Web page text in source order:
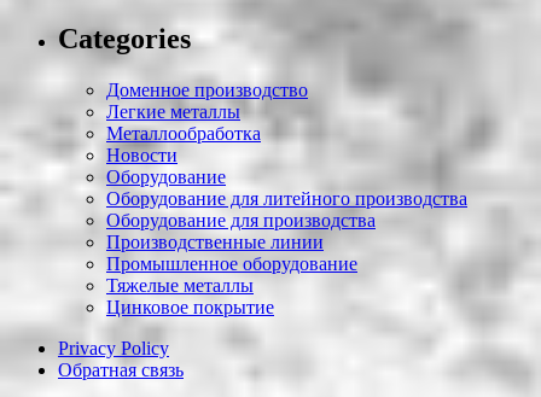
Categories
Доменное производство
Легкие металлы
Металлообработка
Новости
Оборудование
Оборудование для литейного производства
Оборудование для производства
Производственные линии
Промышленное оборудование
Тяжелые металлы
Цинковое покрытие
Privacy Policy
Обратная связь